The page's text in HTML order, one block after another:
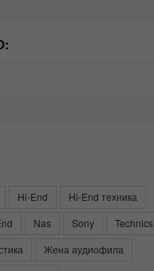
Hi-End
Hi-End техника
Nas Sony
Technics
Жена аудиофила